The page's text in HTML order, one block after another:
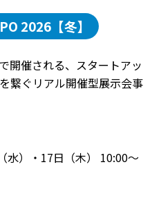
2026【冬】
開催される、スタートアッ
繋ぐリアル開催型展示会事
水）・17日（木） 10:00～